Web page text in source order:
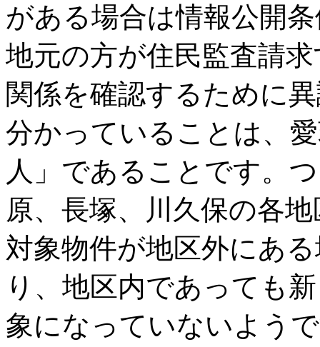
がある場合は情報公開
地元の方が住民監査請
関係を確認するために
分かっていることは、
人」であることです。
原、長塚、川久保の各
対象物件が地区外にあ
り、地区内であっても
象になっていないよう